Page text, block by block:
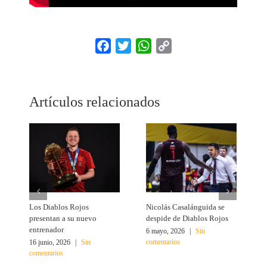
Facebook
Twitter WhatsApp
Artículos relacionados
Los Diablos Rojos
presentan a su nuevo
entrenador
16 junio, 2026
Sin
comentarios
Nicolás Casalánguida se
despide de Diablos Rojos
6 mayo, 2026
Sin
comentarios